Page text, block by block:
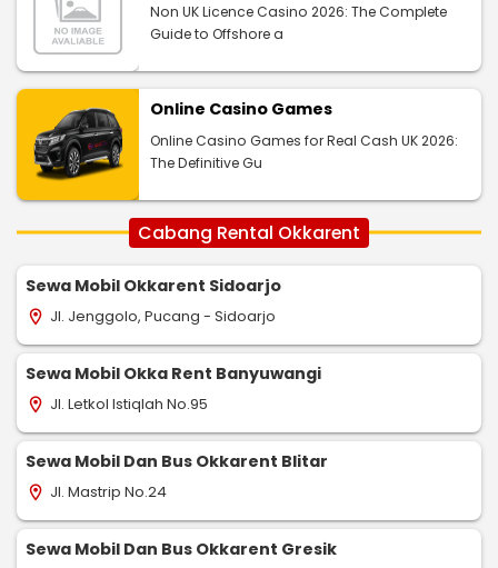
Non UK Licence Casino 2026: The Complete
Guide to Offshore a
Online Casino Games
Online Casino Games for Real Cash UK 2026:
The Definitive Gu
Cabang Rental Okkarent
Sewa Mobil Okkarent Sidoarjo
location_on Jl. Jenggolo, Pucang - Sidoarjo
Sewa Mobil Okka Rent Banyuwangi
location_on Jl. Letkol Istiqlah No.95
Sewa Mobil Dan Bus Okkarent Blitar
location_on Jl. Mastrip No.24
Sewa Mobil Dan Bus Okkarent Gresik